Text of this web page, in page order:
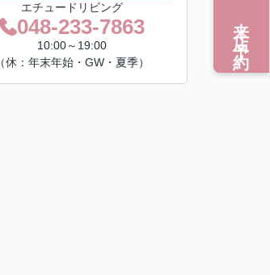
エチュードリビング
048-233-7863
10:00～19:00
（休：年末年始・GW・夏季）
来店予約